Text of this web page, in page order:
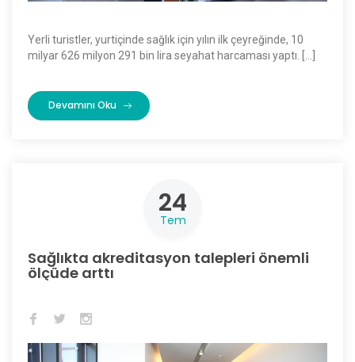
Yerli turistler, yurtiçinde sağlık için yılın ilk çeyreğinde, 10
milyar 626 milyon 291 bin lira seyahat harcaması yaptı. […]
Devamını Oku
24
Tem
Sağlıkta akreditasyon talepleri önemli
ölçüde arttı